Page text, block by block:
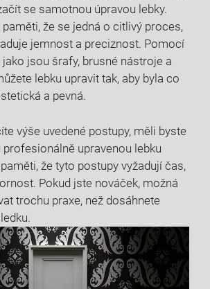
se samotnou úpravou lebky.
že se jedná o citlivý proces,
jemnost a preciznost. Pomocí
jako jsou šrafy, brusné nástroje a
lebku upravit tak, aby byla co
a pevná.
výše uvedené postupy, měli byste
upravenou lebku
že tyto postupy vyžadují čas,
Pokud jste nováček, možná
trochu praxe, než dosáhnete